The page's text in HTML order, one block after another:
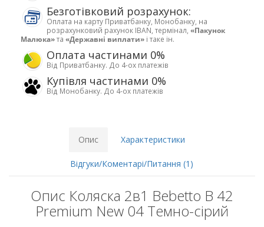
Безготівковий розрахунок:
Оплата на карту Приватбанку, Монобанку, на
розрахунковий рахунок IBAN, термінал, «Пакунок
Малюка»та «Державні виплати» і таке ін.
Оплата частинами 0%
Від Приватбанку. До 4-ох платежів
Купівля частинами 0%
Від Монобанку. До 4-ох платежів
Опис Характеристики
Відгуки/Коментарі/Питання (1)
Опис Коляска 2в1 Bebetto B 42
Premium New 04 Темно-сірий